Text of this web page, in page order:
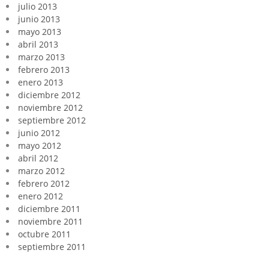
julio 2013
junio 2013
mayo 2013
abril 2013
marzo 2013
febrero 2013
enero 2013
diciembre 2012
noviembre 2012
septiembre 2012
junio 2012
mayo 2012
abril 2012
marzo 2012
febrero 2012
enero 2012
diciembre 2011
noviembre 2011
octubre 2011
septiembre 2011